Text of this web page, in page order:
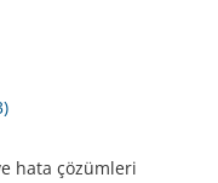
hata çözümleri